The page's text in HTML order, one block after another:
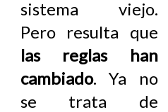
sistema viejo.
Pero resulta que
las reglas han
cambiado. Ya no
se trata de